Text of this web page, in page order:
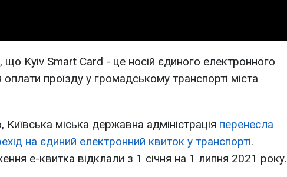
що Kyiv Smart Card - це носій єдиного електронного
проїзду у громадському транспорті міста
міська державна адміністрація перенесла
на єдиний електронний квиток у транспорті.
е-квитка відклали з 1 січня на 1 липня 2021 року.